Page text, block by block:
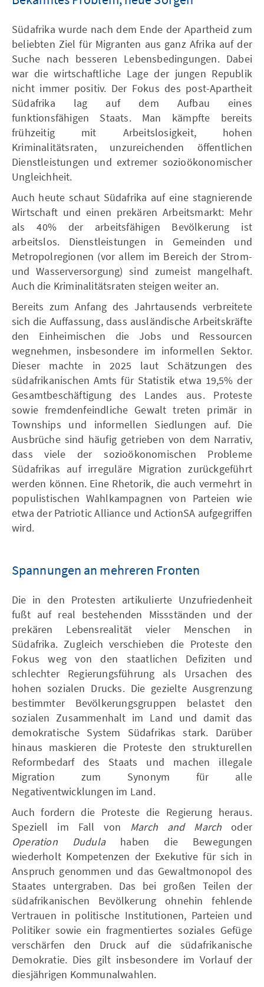
Südafrika wurde nach dem Ende der Apartheid zum
beliebten Ziel für Migranten aus ganz Afrika auf der
Suche nach besseren Lebensbedingungen. Dabei
war die wirtschaftliche Lage der jungen Republik
nicht immer positiv. Der Fokus des post-Apartheit
Südafrika lag auf dem Aufbau eines
funktionsfähigen Staats. Man kämpfte bereits
frühzeitig mit Arbeitslosigkeit, hohen
Kriminalitätsraten, unzureichenden öffentlichen
Dienstleistungen und extremer sozioökonomischer
Ungleichheit.
Auch heute schaut Südafrika auf eine stagnierende
Wirtschaft und einen prekären Arbeitsmarkt: Mehr
als 40% der arbeitsfähigen Bevölkerung ist
arbeitslos. Dienstleistungen in Gemeinden und
Metropolregionen (vor allem im Bereich der Strom-
und Wasserversorgung) sind zumeist mangelhaft.
Auch die Kriminalitätsraten steigen weiter an.
Bereits zum Anfang des Jahrtausends verbreitete
sich die Auffassung, dass ausländische Arbeitskräfte
den Einheimischen die Jobs und Ressourcen
wegnehmen, insbesondere im informellen Sektor.
Dieser machte in 2025 laut Schätzungen des
südafrikanischen Amts für Statistik etwa 19,5% der
Gesamtbeschäftigung des Landes aus. Proteste
sowie fremdenfeindliche Gewalt treten primär in
Townships und informellen Siedlungen auf. Die
Ausbrüche sind häufig getrieben von dem Narrativ,
dass viele der sozioökonomischen Probleme
Südafrikas auf irreguläre Migration zurückgeführt
werden können. Eine Rhetorik, die auch vermehrt in
populistischen Wahlkampagnen von Parteien wie
etwa der Patriotic Alliance und ActionSA aufgegriffen
wird.
Spannungen an mehreren Fronten
Die in den Protesten artikulierte Unzufriedenheit
fußt auf real bestehenden Missständen und der
prekären Lebensrealität vieler Menschen in
Südafrika. Zugleich verschieben die Proteste den
Fokus weg von den staatlichen Defiziten und
schlechter Regierungsführung als Ursachen des
hohen sozialen Drucks. Die gezielte Ausgrenzung
bestimmter Bevölkerungsgruppen belastet den
sozialen Zusammenhalt im Land und damit das
demokratische System Südafrikas stark. Darüber
hinaus maskieren die Proteste den strukturellen
Reformbedarf des Staats und machen illegale
Migration zum Synonym für alle
Negativentwicklungen im Land.
Auch fordern die Proteste die Regierung heraus.
Speziell im Fall von March and March oder
Operation Dudulahaben die Bewegungen
wiederholt Kompetenzen der Exekutive für sich in
Anspruch genommen und das Gewaltmonopol des
Staates untergraben. Das bei großen Teilen der
südafrikanischen Bevölkerung ohnehin fehlende
Vertrauen in politische Institutionen, Parteien und
Politiker sowie ein fragmentiertes soziales Gefüge
verschärfen den Druck auf die südafrikanische
Demokratie. Dies gilt insbesondere im Vorlauf der
diesjährigen Kommunalwahlen.